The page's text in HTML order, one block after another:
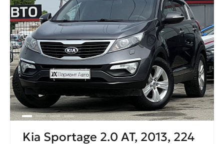
Kia Sportage 2.0 AT, 2013, 224